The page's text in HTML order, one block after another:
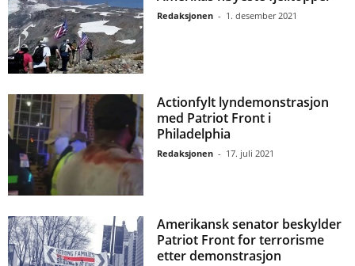
Redaksjonen - 1. desember 2021
Actionfylt lyndemonstrasjon
med Patriot Front i
Philadelphia
Redaksjonen - 17. juli 2021
Amerikansk senator beskylder
Patriot Front for terrorisme
etter demonstrasjon